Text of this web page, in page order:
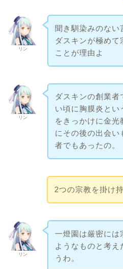
リン
聞き馴染みのな
ダスキンが極めて
ことが理由よ
リン
ダスキンの創業
い頃に胸膜炎とい
をきっかけに金光
にその後の出会い
者でもあったの。
2つの宗教を掛け
リン
一燈園は厳密には
ようなものと考え
うわ。